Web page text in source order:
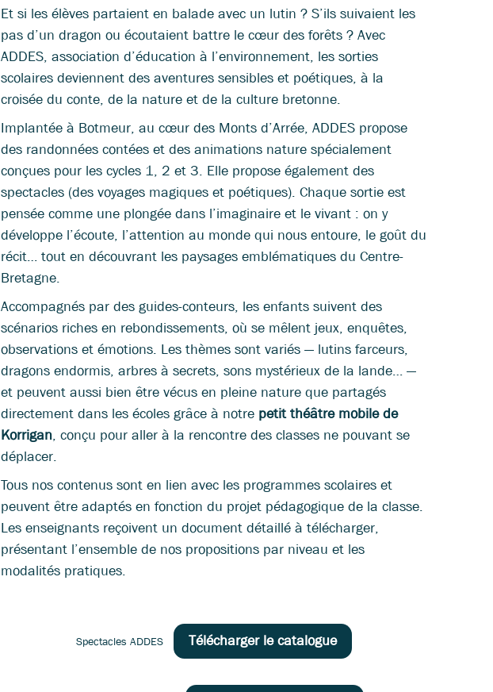
Et si les élèves partaient en balade avec un lutin ? S’ils suivaient les
pas d’un dragon ou écoutaient battre le cœur des forêts ? Avec
ADDES, association d’éducation à l’environnement, les sorties
scolaires deviennent des aventures sensibles et poétiques, à la
croisée du conte, de la nature et de la culture bretonne.
Implantée à Botmeur, au cœur des Monts d’Arrée, ADDES propose
des randonnées contées et des animations nature spécialement
conçues pour les cycles 1, 2 et 3. Elle propose également des
spectacles (des voyages magiques et poétiques). Chaque sortie est
pensée comme une plongée dans l’imaginaire et le vivant : on y
développe l’écoute, l’attention au monde qui nous entoure, le goût du
récit… tout en découvrant les paysages emblématiques du Centre-
Bretagne.
Accompagnés par des guides-conteurs, les enfants suivent des
scénarios riches en rebondissements, où se mêlent jeux, enquêtes,
observations et émotions. Les thèmes sont variés — lutins farceurs,
dragons endormis, arbres à secrets, sons mystérieux de la lande… —
et peuvent aussi bien être vécus en pleine nature que partagés
directement dans les écoles grâce à notre petit théâtre mobile de
Korrigan, conçu pour aller à la rencontre des classes ne pouvant se
déplacer.
Tous nos contenus sont en lien avec les programmes scolaires et
peuvent être adaptés en fonction du projet pédagogique de la classe.
Les enseignants reçoivent un document détaillé à télécharger,
présentant l’ensemble de nos propositions par niveau et les
modalités pratiques.
Spectacles ADDES Télécharger le catalogue